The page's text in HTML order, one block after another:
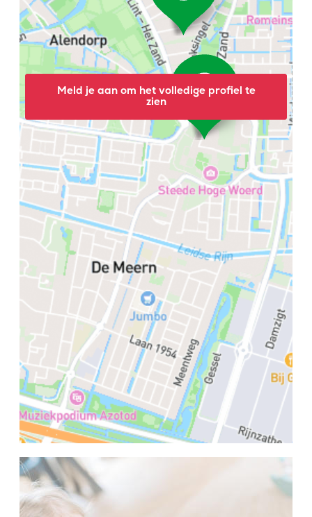
Meld je aan om het volledige profiel te
zien